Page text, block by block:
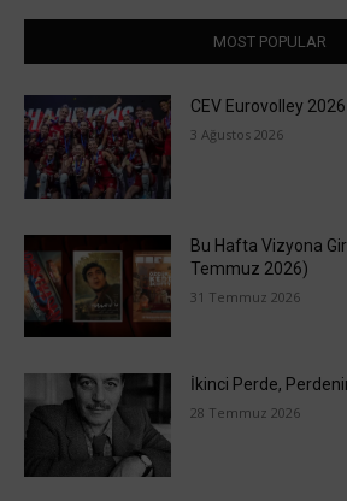
MOST POPULAR
CEV Eurovolley
3 Ağustos 2026
Bu Hafta Vizyona
Temmuz 2026)
31 Temmuz 2026
İkinci Perde,
28 Temmuz 2026